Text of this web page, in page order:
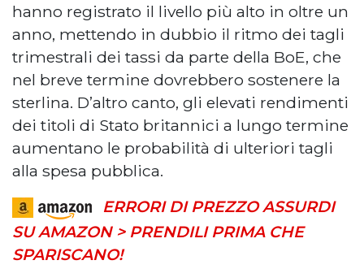
hanno registrato il livello più alto in oltre un
anno, mettendo in dubbio il ritmo dei tagli
trimestrali dei tassi da parte della BoE, che
nel breve termine dovrebbero sostenere la
sterlina. D’altro canto, gli elevati rendimenti
dei titoli di Stato britannici a lungo termine
aumentano le probabilità di ulteriori tagli
alla spesa pubblica.
ERRORI DI PREZZO ASSURDI
SU AMAZON > PRENDILI PRIMA CHE
SPARISCANO!